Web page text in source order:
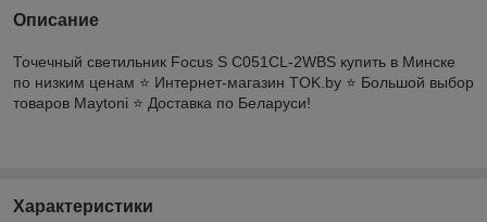
Описание
Точечный светильник Focus S C051CL-2WBS купить в Минске
по низким ценам ⭐️ Интернет-магазин TOK.by ⭐️ Большой выбор
товаров Maytoni ⭐️ Доставка по Беларуси!
Характеристики